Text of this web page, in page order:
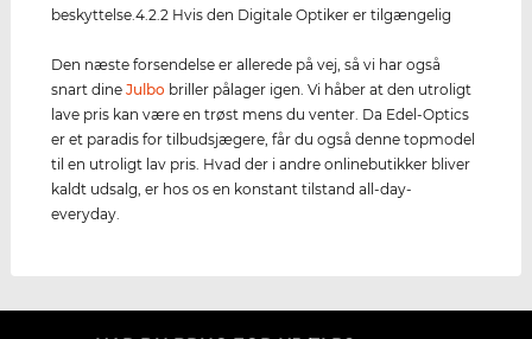
beskyttelse.4.2.2 Hvis den Digitale Optiker er tilgængelig
Den næste forsendelse er allerede på vej, så vi har også
snart dineJulbo briller pålager igen. Vi håber at den utroligt
lave pris kan være en trøst mens du venter. Da Edel-Optics
er et paradis for tilbudsjægere, får du også denne topmodel
til en utroligt lav pris. Hvad der i andre onlinebutikker bliver
kaldt udsalg, er hos os en konstant tilstand all-day-
everyday.